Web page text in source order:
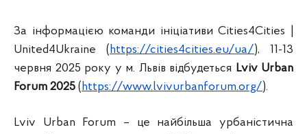
За інформацією команди ініціативи Cities4Cities |
United4Ukraine (https://cities4cities.eu/ua/ ), 11-13
червня 2025 року у м. Львів відбудеться Lviv Urban
Forum 2025 (https://www.lvivurbanforum.org/ ).
Lviv Urban Forum – це найбільша урбаністична